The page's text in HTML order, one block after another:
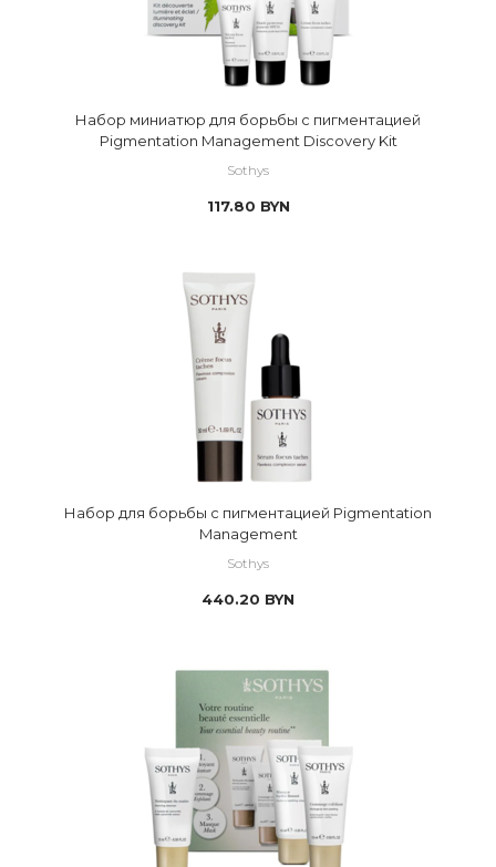
Набор миниатюр для борьбы с пигментацией
Pigmentation Management Discovery Kit
Sothys
117.80 BYN
Набор для борьбы с пигментацией Pigmentation
Management
Sothys
440.20 BYN